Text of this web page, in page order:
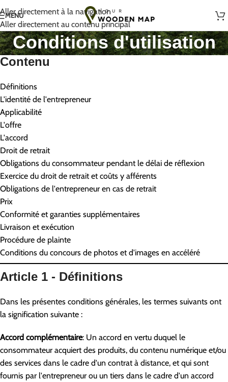
Aller directement à la navigation
Aller directement au contenu principal
Fait à la main avec amour en Lituanie
MENU
Conditions d'utilisation
Contenu
Définitions
L'identité de l'entrepreneur
Applicabilité
L'offre
L'accord
Droit de retrait
Obligations du consommateur pendant le délai de réflexion
Exercice du droit de retrait et coûts y afférents
Obligations de l'entrepreneur en cas de retrait
Prix
Conformité et garanties supplémentaires
Livraison et exécution
Procédure de plainte
Conditions du concours de photos et d'images en accéléré
Article 1 - Définitions
Dans les présentes conditions générales, les termes suivants ont
la signification suivante :
Accord complémentaire: Un accord en vertu duquel le
consommateur acquiert des produits, du contenu numérique et/ou
des services dans le cadre d'un contrat à distance, et qui sont
fournis par l'entrepreneur ou un tiers dans le cadre d'un accord